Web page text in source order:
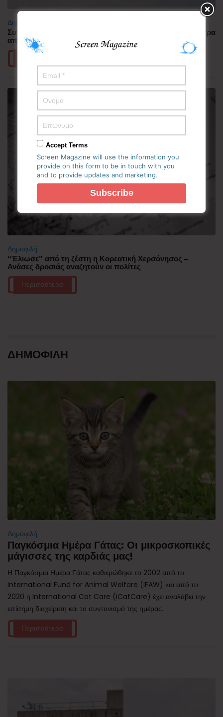
Δημοφιλή
Συνελήφθη πιλότος αεροπορικής εταιρείας με περισσότερα
από 70.000 χάπια ecstasy στην Ινδονησία
Δημοφιλή
“Έλιωσε” από τη ζέστη η Κορεατική Χερσόνησος –
Ανάσες δροσιάς αναζητούν οι πολίτες
Περισσότερα
ΔΗΜΟΦΙΛΗ
Δημοφιλή
Παγκόσμια Ημέρα Γάτας: Οι μικροσκοπικές
μάγισσες της καρδιάς μας!
Η Παγκόσμια Ημέρα Γάτας καθιερώθηκε το 2002 από το
International Fund for Animal Welfare (IFAW) και από το
2020 η International Cat Care (iCatCare) έχει αναλάβει την
επίσημη διαχείριση και το συντονισμό της ημέρας.
Περισσότερα
Accept Terms
Screen Magazine will use the information you
provide on this form to be in touch with you
and to provide updates and marketing.